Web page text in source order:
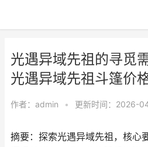
光遇异域先祖的寻觅
光遇异域先祖斗篷价
作者： admin • 更新时间：2026-
摘要：探索光遇异域先祖，核心